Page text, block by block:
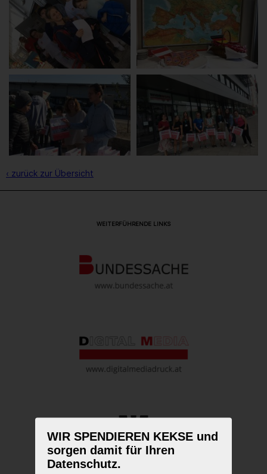
WIR SPENDIEREN KEKSE und
sorgen damit für Ihren
Datenschutz.
‹ zurück zur Übersicht
WEITERFÜHRENDE LINKS